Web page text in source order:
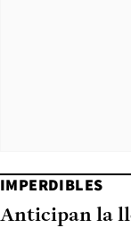
IMPERDIBLES
Anticipan la